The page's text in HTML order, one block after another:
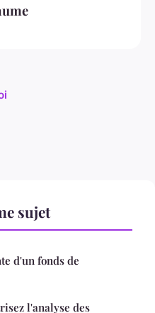
sujet
d'un fonds de
l'analyse des